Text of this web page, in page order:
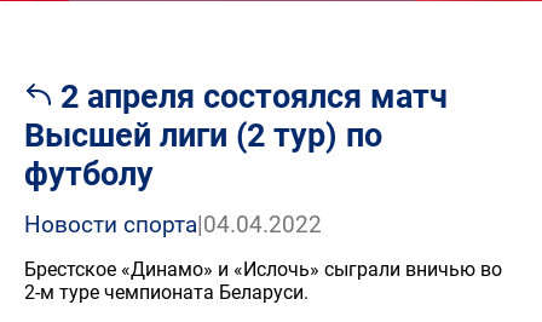
2 апреля состоялся матч
Высшей лиги (2 тур) по
футболу
Новости спорта|04.04.2022
Брестское «Динамо» и «Ислочь» сыграли вничью во
2-м туре чемпионата Беларуси.